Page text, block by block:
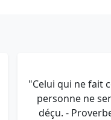
"Celui qui ne fait
personne ne
déçu. -